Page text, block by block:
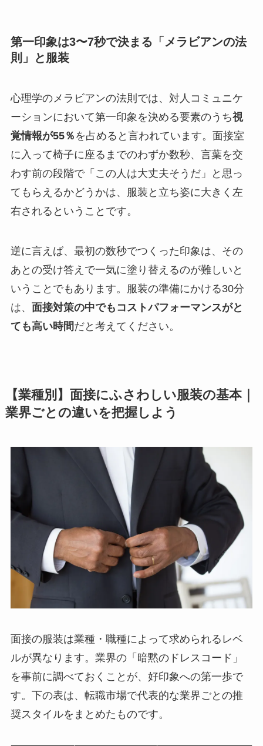
第一印象は3〜7秒で決まる「メラビアンの法
則」と服装
心理学のメラビアンの法則では、対人コミュニケ
ーションにおいて第一印象を決める要素のうち視
覚情報が55％ を占めると言われています。面接室
に入って椅子に座るまでのわずか数秒、言葉を交
わす前の段階で「この人は大丈夫そうだ」と思っ
てもらえるかどうかは、服装と立ち姿に大きく左
右されるということです。
逆に言えば、最初の数秒でつくった印象は、その
あとの受け答えで一気に塗り替えるのが難しいと
いうことでもあります。服装の準備にかける30分
は、 面接対策の中でもコストパフォーマンスがと
ても高い時間だと考えてください。
【業種別】面接にふさわしい服装の基本｜
業界ごとの違いを把握しよう
面接の服装は業種・職種によって求められるレベ
ルが異なります。業界の「暗黙のドレスコード」
を事前に調べておくことが、好印象への第一歩で
す。下の表は、転職市場で代表的な業界ごとの推
奨スタイルをまとめたものです。